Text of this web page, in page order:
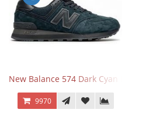
New Balance 574 Dark Cyan Black Suede
9970